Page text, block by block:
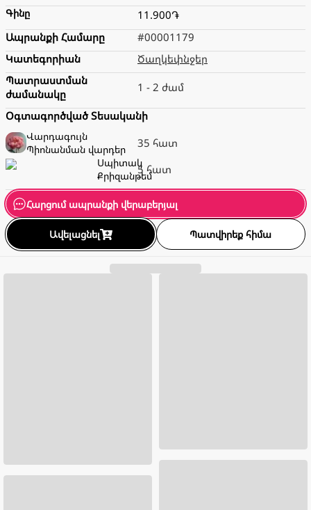
Գինը
11.900֏
Ապրանքի Համարը
#00001179
Կատեգորիան
Ծաղկեփնջեր
Պատրաստման
ժամանակը
1 - 2 ժամ
Օգտագործված Տեսականի
Վարդագույն
Պիոնանման վարդեր
35 հատ
Սպիտակ
Քրիզանթեմ5 հատ
Հարցում ապրանքի վերաբերյալ
Ավելացնել Պատվիրեք հիմա